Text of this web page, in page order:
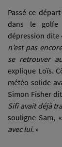
Passé ce
dans le golfe
dépression dite
n’est pas
se retrouver
explique Loïs.
météo solide
Simon Fisher
Sifi avait déjà
souligne Sam, «
avec lui. »